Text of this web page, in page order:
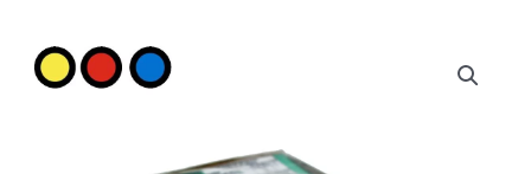
5 basado
en
puntuación